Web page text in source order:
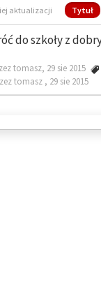
aktualizacji Tytuł
do szkoły z
tomasz, 29 sie 2015
tomasz , 29 sie 2015